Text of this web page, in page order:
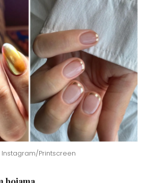
Instagram/Printscreen